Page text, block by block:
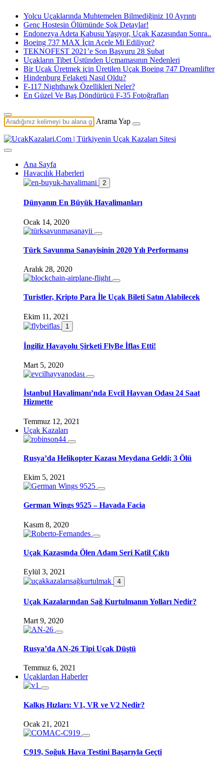
Yolcu Uçaklarında Muhtemelen Bilmediğiniz 10 Ayrıntı
Genç Hostesin Ölümünde Şok Detaylar!
Endonezya Adeta Kabusu Yaşıyor, Uçak Kazasından Sonra..
Boeing 737 MAX İçin Acele Mi Ediliyor?
TEKNOFEST 2021’e Son Başvuru 28 Şubat
Uçakların Tibet Üstünden Uçmamasının Nedenleri
Bir Uçak Üretmek için Üretilen Uçak Boeing 747 Dreamlifter
Hindenburg Felaketi Nasıl Oldu?
F-117 Nighthawk Özellikleri Neler?
En Güzel Ve Baş Döndürücü F-35 Fotoğrafları
Arama Yap
Ana Sayfa
Havacılık Haberleri
2
Dünyanın En Büyük Havalimanları
Ocak 14, 2020
Türk Savunma Sanayisinin 2020 Yılı Performansı
Aralık 28, 2020
Turistler, Kripto Para İle Uçak Bileti Satın Alabilecek
Ekim 11, 2021
1
İngiliz Havayolu Şirketi FlyBe İflas Etti!
Mart 5, 2020
İstanbul Havalimanı’nda Evcil Hayvan Odası 24 Saat
Hizmette
Temmuz 12, 2021
Uçak Kazaları
Rusya’da Helikopter Kazası Meydana Geldi; 3 Ölü
Ekim 5, 2021
German Wings 9525 – Havada Facia
Kasım 8, 2020
Uçak Kazasında Ölen Adam Seri Katil Çıktı
Eylül 3, 2021
4
Uçak Kazalarından Sağ Kurtulmanın Yolları Nedir?
Mart 9, 2020
Rusya’da AN-26 Tipi Uçak Düştü
Temmuz 6, 2021
Uçaklardan Haberler
Kalkış Hızları: V1, VR ve V2 Nedir?
Ocak 21, 2021
C919, Soğuk Hava Testini Başarıyla Geçti